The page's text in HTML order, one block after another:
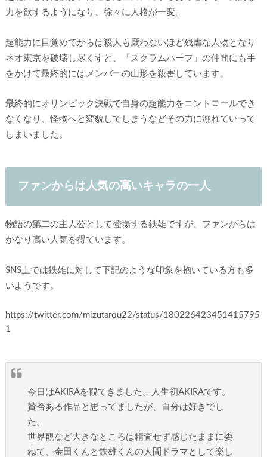
力を欲するようになり、徐々に人格が一変。
超能力に目覚めてからは殺人も厭わないほど残虐な人物となり
ネオ東京を破壊し尽くすと、「スクラムハーフ」の仲間にも手
をかけて最終的にはメンバーの山形を殺害しています。
最終的にオリンピック決戦で自身の超能力をコントロールでき
なくなり、怪物へと変貌してしまうなどその力に溺れていって
しまいました。
ファンからは人気の高いキャラの一人
物語の第二の主人公として登場する鉄雄ですが、ファンからは
かなり高い人気を得ています。
SNS上では鉄雄に対して下記のような印象を抱いている方も多
いようです。
https://twitter.com/mizutarou22/status/180226423451415795
1
今日はAKIRAを観てきました。人生初AKIRAです。
賛否ある作品と思ってましたが、自分は好きでし
た。
世界観など大きなところは精査せず感じたままに委
ねて、金田くんと鉄雄くんの人間ドラマとして楽し